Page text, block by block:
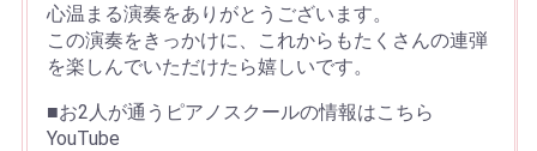
心温まる演奏をありがとうございます。
この演奏をきっかけに、これからもたくさんの連弾
を楽しんでいただけたら嬉しいです。
■お2人が通うピアノスクールの情報はこちら
YouTube